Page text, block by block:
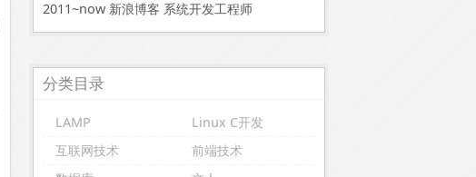
2011~now 新浪博客 系统开发工程师
分类目录
LAMP
Linux C开发
互联网技术
前端技术